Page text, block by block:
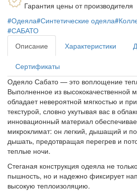
Гарантия цены от производителя
#Одеяла#Синтетические одеяла
#САБАТО
Описание
Характеристики
Сертификаты
Одеяло Сабато — это воплощение
Выполненное из
обладает невероятной мягкостью и
текстурой, словно укутывая вас в
инновационный материал
микроклимат: он легкий, дышащий и
дышать, предотвращая перегрев и
теплые ночи.
Стеганая конструкция одеяла не
пышность, но и надежно фиксирует
высокую теплоизоляцию.